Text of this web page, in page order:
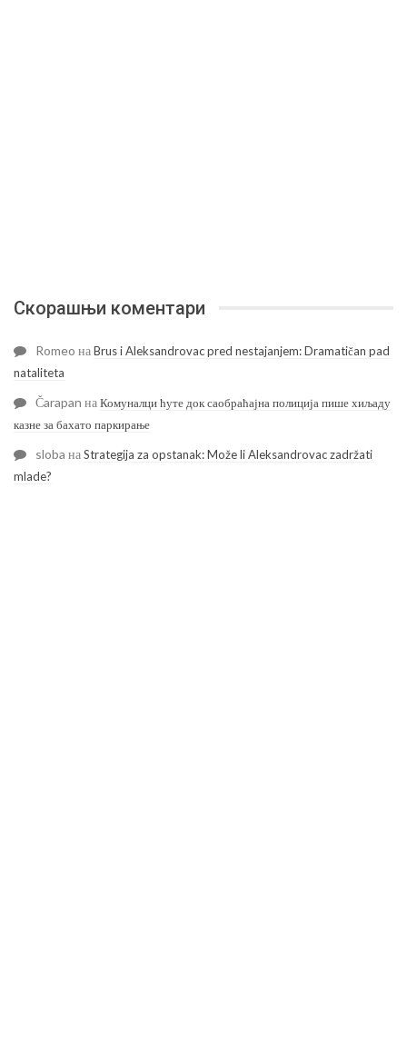
Скорашњи коментари
Romeo наBrus i Aleksandrovac pred nestajanjem: Dramatičan pad
nataliteta
Čarapan наКомуналци ћуте док саобраћајна полиција пише хиљаду
казне за бахато паркирање
sloba наStrategija za opstanak: Može li Aleksandrovac zadržati
mlade?